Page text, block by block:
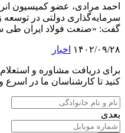
احمد مرادی، عضو کمیسیون
سرمایه‌گذاری دولتی در توسعه
گفت: «صنعت فولاد ایران طی
۱۴۰۲/۰۹/۲۸ اخبار
برای دریافت مشاوره و
کنید تا کارشناسان ما در
بعدی